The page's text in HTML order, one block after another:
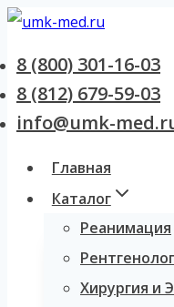
Перейти
содержанию
8 (800) 301-16-03
8 (812) 679-59-03
info@umk-
Главная
Каталог
Реанимация
Хирургия и